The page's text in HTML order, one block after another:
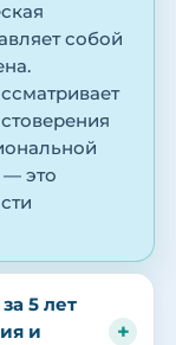
собой
— это
5 лет
и